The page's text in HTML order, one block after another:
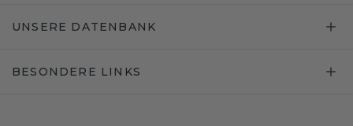
UNSERE DATENBANK
BESONDERE LINKS